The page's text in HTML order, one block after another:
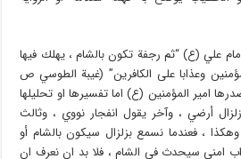
علي (ع) “ثم رجفة تكون بالشام ، يهلك فيها
وعذابا على الكافرين” (غيبة الطوسي ص
امير المؤمنين (ع) اما تفسيرها او تحليلها
أرضي ، وآخر يقول انفجار نووي ، وثالث
، فعندما نسمع بزلزال سيكون بالشام أو
امني سيحدث في الشام ، فلا بد ان نعرف ان